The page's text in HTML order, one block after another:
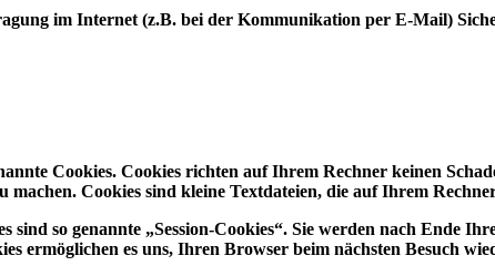
im Internet (z.B. bei der Kommunikation per E-Mail)
Cookies. Cookies richten auf Ihrem Rechner keinen
Cookies sind kleine Textdateien, die auf Ihrem
sind so genannte „Session-Cookies“. Sie werden nach Ende
ermöglichen es uns, Ihren Browser beim nächsten Besuch